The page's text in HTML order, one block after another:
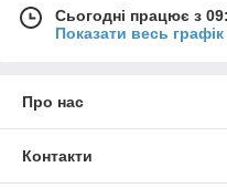
Сьогодні працює з
Показати весь
Про нас
Контакти